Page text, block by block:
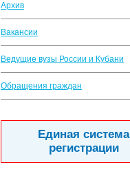
Архив
Вакансии
Ведущие вузы России и Кубани
Обращения граждан
Единая система
регистрации